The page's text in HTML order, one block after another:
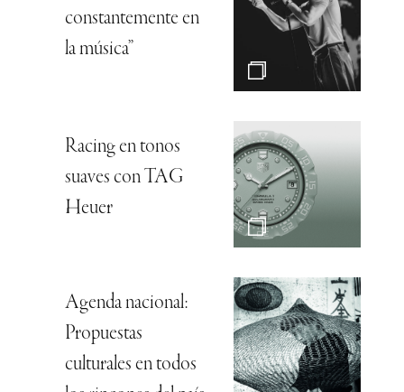
constantemente en
la música”
Racing en tonos
suaves con TAG
Heuer
Agenda nacional:
Propuestas
culturales en todos